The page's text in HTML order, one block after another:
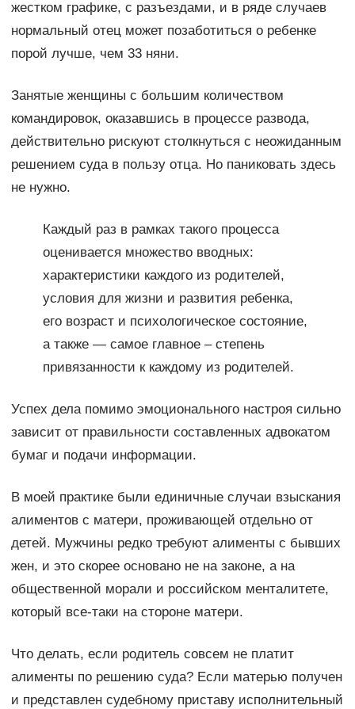
жестком графике, с разъездами, и в ряде случаев
нормальный отец может позаботиться о ребенке
порой лучше, чем 33 няни.
Занятые женщины с большим количеством
командировок, оказавшись в процессе развода,
действительно рискуют столкнуться с неожиданным
решением суда в пользу отца. Но паниковать здесь
не нужно.
Каждый раз в рамках такого процесса
оценивается множество вводных:
характеристики каждого из родителей,
условия для жизни и развития ребенка,
его возраст и психологическое состояние,
а также — самое главное – степень
привязанности к каждому из родителей.
Успех дела помимо эмоционального настроя сильно
зависит от правильности составленных адвокатом
бумаг и подачи информации.
В моей практике были единичные случаи взыскания
алиментов с матери, проживающей отдельно от
детей. Мужчины редко требуют алименты с бывших
жен, и это скорее основано не на законе, а на
общественной морали и российском менталитете,
который все-таки на стороне матери.
Что делать, если родитель совсем не платит
алименты по решению суда? Если матерью получен
и представлен судебному приставу исполнительный